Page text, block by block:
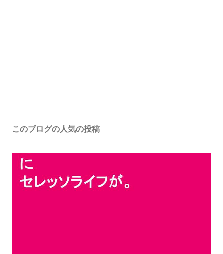
このブログの人気の投稿